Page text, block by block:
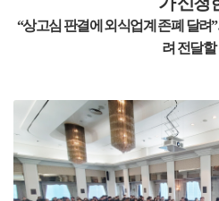
“상고심 판결에 외식업계 존폐 달려”
려 전달